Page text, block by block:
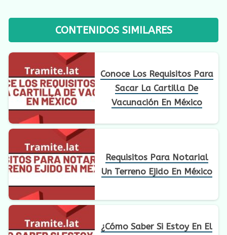
CONTENIDOS SIMILARES
Conoce Los Requisitos Para
Sacar La Cartilla De
Vacunación En México
Requisitos Para Notarial
Un Terreno Ejido En México
¿Cómo Saber Si Estoy En El